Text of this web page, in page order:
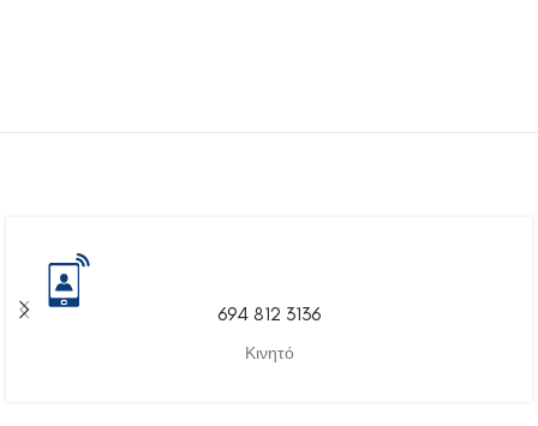
694 812 3136
Κινητό